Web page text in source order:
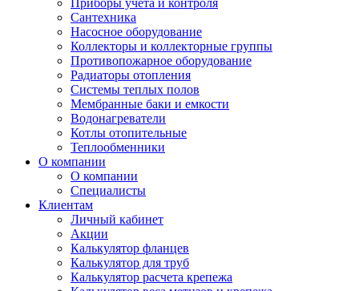
Приборы учета и контроля
Сантехника
Насосное оборудование
Коллекторы и коллекторные группы
Противопожарное оборудование
Радиаторы отопления
Системы теплых полов
Мембранные баки и емкости
Водонагреватели
Котлы отопительные
Теплообменники
О компании
О компании
Специалисты
Клиентам
Личный кабинет
Акции
Калькулятор фланцев
Калькулятор для труб
Калькулятор расчета крепежа